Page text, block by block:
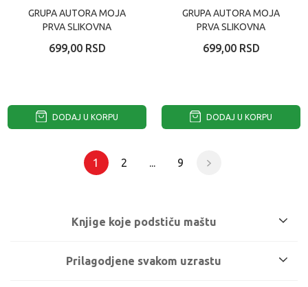
GRUPA AUTORA MOJA
PRVA SLIKOVNA
SUMSKE ZIVOTINJE
699,00 RSD
DODAJ U KORPU
GRUPA AUTORA MOJA
PRVA SLIKOVNA
699,00 RSD
DODAJ U KORPU
1 2 ... 9
Knjige koje podstiču maštu
zabavne i edukativne priče. One omogućavaju
Prilagodjene svakom uzrastu